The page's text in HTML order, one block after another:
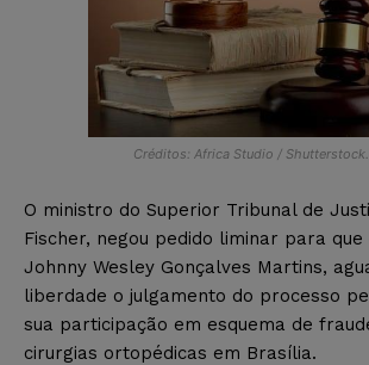
Créditos: Africa Studio /
O ministro do Superior Tribunal de
Fischer, negou pedido liminar para que
Johnny Wesley Gonçalves Martins,
liberdade o julgamento do processo
sua participação em esquema de
cirurgias ortopédicas em Brasília.